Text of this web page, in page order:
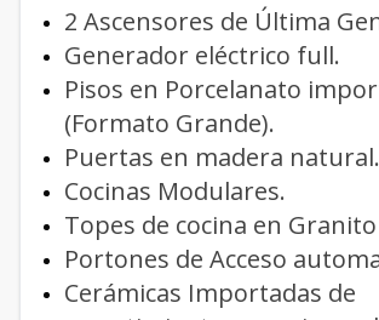
2 Ascensores de Última
Generador eléctrico full.
Pisos en Porcelanato
(Formato Grande).
Puertas en madera natural.
Cocinas Modulares.
Topes de cocina en
Portones de Acceso
Cerámicas Importadas de